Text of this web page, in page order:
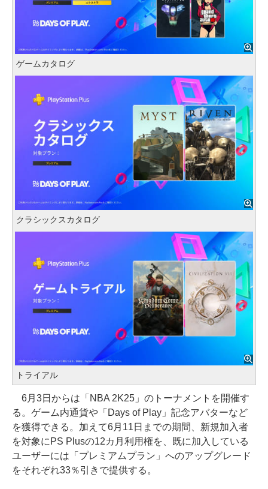
ゲームカタログ
クラシックスカタログ
トライアル
6月3日からは「NBA 2K25」のトーナメントを開催す
る。ゲーム内通貨や「Days of Play」記念アバターなど
を獲得できる。加えて6月11日までの期間、新規加入者
を対象にPS Plusの12カ月利用権を、既に加入している
ユーザーには「プレミアムプラン」へのアップグレード
をそれぞれ33％引きで提供する。